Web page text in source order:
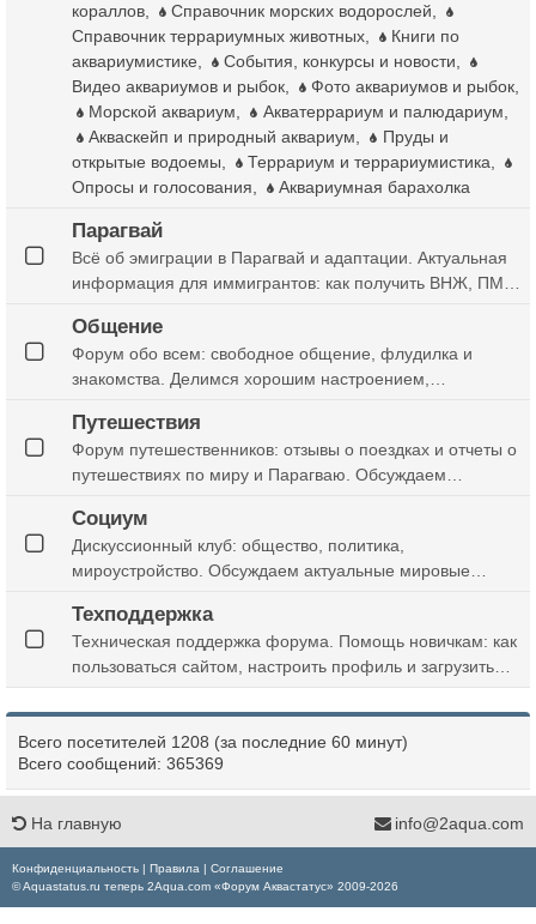
кораллов
Справочник морских водорослей
Справочник террариумных животных
Книги по
аквариумистике
События, конкурсы и новости
Видео аквариумов и рыбок
Фото аквариумов и рыбок
Морской аквариум
Акватеррариум и палюдариум
Акваскейп и природный аквариум
Пруды и
открытые водоемы
Террариум и террариумистика
Опросы и голосования
Аквариумная барахолка
Парагвай
Всё об эмиграции в Парагвай и адаптации. Актуальная
информация для иммигрантов: как получить ВНЖ, ПМЖ,
Парагвае, цены, поиск работы, бизнес и учебу. Личный
опыт переезда и помощь соотечественников
Общение
Форум обо всем: свободное общение, флудилка и
знакомства. Делимся хорошим настроением,
развлечения и любые житейские темы. Наш уютный
виртуальный бар для отдыха (и никаких аквариумов)
Путешествия
Форум путешественников: отзывы о поездках и отчеты о
путешествиях по миру и Парагваю. Обсуждаем
лайфхаки, поиск попутчиков и бюджет. Делитесь своими
фото и мечтами о новых странах
Социум
Дискуссионный клуб: общество, политика,
мироустройство. Обсуждаем актуальные мировые
проблемы и цены. Пространство для серьезных споров,
аналитики и обмена мнениями на любые острые темы
Техподдержка
Техническая поддержка форума. Помощь новичкам: как
пользоваться сайтом, настроить профиль и загрузить
фото. Нашли ошибку, баг или есть предложения по
улучшению? Пишите сюда. Официальные вопросы к
администрации и модераторам.
Всего посетителей 1208 (за последние 60 минут)
Всего сообщений: 365369
На главную info@2aqua.com
Конфиденциальность | Правила | Соглашение
© Aquastatus.ru теперь 2Aqua.com «Форум Аквастатус» 2009-2026